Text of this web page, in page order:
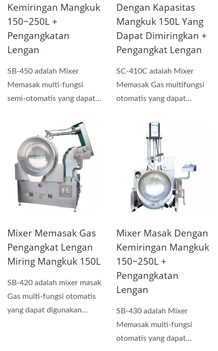
Kemiringan Mangkuk
150~250L +
Pengangkatan
Lengan
SB-450 adalah Mixer
Memasak multi-fungsi
semi-otomatis yang dapat
Dengan Kapasitas
Mangkuk 150L Yang
Dapat Dimiringkan +
Pengangkat Lengan
SC-410C adalah Mixer
Memasak Gas multifungsi
otomatis yang dapat
Mixer Memasak Gas
Pengangkat Lengan
Miring Mangkuk 150L
SB-420 adalah mixer masak
Gas multi-fungsi otomatis
yang dapat digunakan
Mixer Masak Dengan
Kemiringan Mangkuk
150~250L +
Pengangkatan
Lengan
SB-430 adalah Mixer
Memasak multi-fungsi
otomatis yang dapat